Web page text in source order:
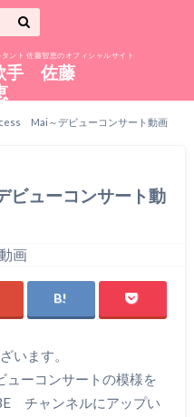
ント 佐藤智恵のオフィシャルサイト
Mai～デビューコンサート動画
ューコンサート動
います。
コンサートの模様を
チャンネルにアップい